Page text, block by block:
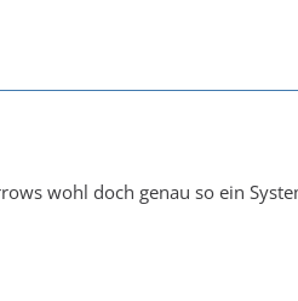
wohl doch genau so ein